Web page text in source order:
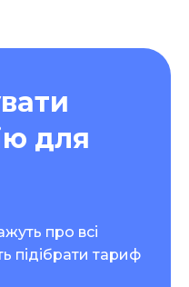
для
про всі
підібрати тариф